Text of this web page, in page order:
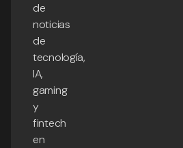
de
noticias
de
tecnología,
IA,
gaming
y
fintech
en